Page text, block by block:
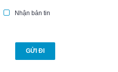
Nhận bản tin